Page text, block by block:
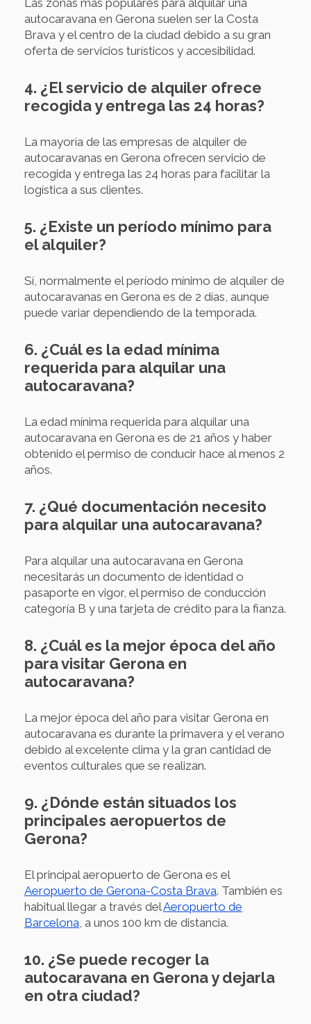
Las zonas más populares para alquilar una
autocaravana en Gerona suelen ser la Costa
Brava y el centro de la ciudad debido a su gran
oferta de servicios turísticos y accesibilidad.
4. ¿El servicio de alquiler ofrece
recogida y entrega las 24 horas?
La mayoría de las empresas de alquiler de
autocaravanas en Gerona ofrecen servicio de
recogida y entrega las 24 horas para facilitar la
logística a sus clientes.
5. ¿Existe un período mínimo para
el alquiler?
Sí, normalmente el período mínimo de alquiler de
autocaravanas en Gerona es de 2 días, aunque
puede variar dependiendo de la temporada.
6. ¿Cuál es la edad mínima
requerida para alquilar una
autocaravana?
La edad mínima requerida para alquilar una
autocaravana en Gerona es de 21 años y haber
obtenido el permiso de conducir hace al menos 2
años.
7. ¿Qué documentación necesito
para alquilar una autocaravana?
Para alquilar una autocaravana en Gerona
necesitarás un documento de identidad o
pasaporte en vigor, el permiso de conducción
categoría B y una tarjeta de crédito para la fianza.
8. ¿Cuál es la mejor época del año
para visitar Gerona en
autocaravana?
La mejor época del año para visitar Gerona en
autocaravana es durante la primavera y el verano
debido al excelente clima y la gran cantidad de
eventos culturales que se realizan.
9. ¿Dónde están situados los
principales aeropuertos de
Gerona?
El principal aeropuerto de Gerona es el
Aeropuerto de Gerona-Costa Brava. También es
habitual llegar a través delAeropuerto de
Barcelona, a unos 100 km de distancia.
10. ¿Se puede recoger la
autocaravana en Gerona y dejarla
en otra ciudad?